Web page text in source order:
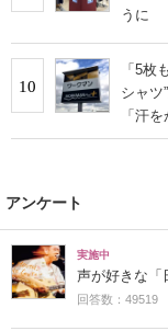
うに
10
「5枚
シャツ
「汗
アンケート
実施中
声が好きな「
回答数：49519